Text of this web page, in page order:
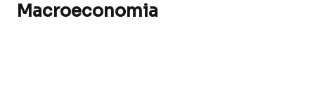
Macroeconomia